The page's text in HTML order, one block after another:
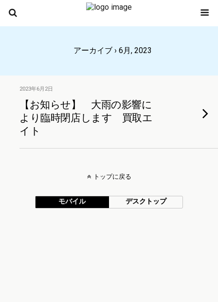
アーカイブ › 6月, 2023
2023年6月2日
【お知らせ】 大雨の影響に
より臨時閉店します 買取エ
イト
トップに戻る
モバイル デスクトップ